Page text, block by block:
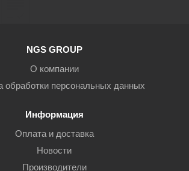
NGS GROUP
О компании
обработки персональных данных
Информация
Оплата и доставка
Новости
Производители